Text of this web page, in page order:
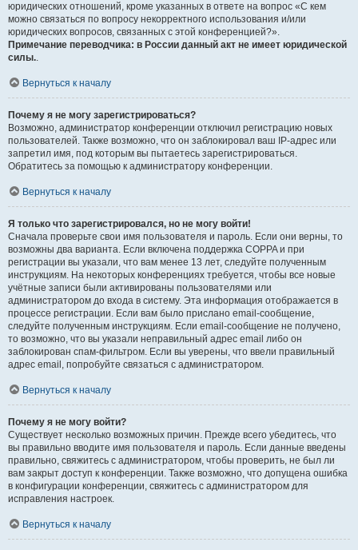
юридических отношений, кроме указанных в ответе на вопрос «С кем
можно связаться по вопросу некорректного использования и/или
юридических вопросов, связанных с этой конференцией?».
Примечание переводчика: в России данный акт не имеет юридической
силы..
Вернуться к началу
Почему я не могу зарегистрироваться?
Возможно, администратор конференции отключил регистрацию новых
пользователей. Также возможно, что он заблокировал ваш IP-адрес или
запретил имя, под которым вы пытаетесь зарегистрироваться.
Обратитесь за помощью к администратору конференции.
Вернуться к началу
Я только что зарегистрировался, но не могу войти!
Сначала проверьте свои имя пользователя и пароль. Если они верны, то
возможны два варианта. Если включена поддержка COPPA и при
регистрации вы указали, что вам менее 13 лет, следуйте полученным
инструкциям. На некоторых конференциях требуется, чтобы все новые
учётные записи были активированы пользователями или
администратором до входа в систему. Эта информация отображается в
процессе регистрации. Если вам было прислано email-сообщение,
следуйте полученным инструкциям. Если email-сообщение не получено,
то возможно, что вы указали неправильный адрес email либо он
заблокирован спам-фильтром. Если вы уверены, что ввели правильный
адрес email, попробуйте связаться с администратором.
Вернуться к началу
Почему я не могу войти?
Существует несколько возможных причин. Прежде всего убедитесь, что
вы правильно вводите имя пользователя и пароль. Если данные введены
правильно, свяжитесь с администратором, чтобы проверить, не был ли
вам закрыт доступ к конференции. Также возможно, что допущена ошибка
в конфигурации конференции, свяжитесь с администратором для
исправления настроек.
Вернуться к началу